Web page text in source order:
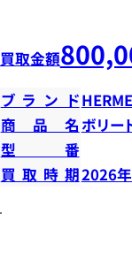
買取金額
ブランド
商品名ボリー
型番
買取時期2026